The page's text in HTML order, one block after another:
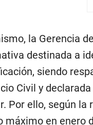
la Gerencia
destinada a
siendo
Civil y
Por ello, según la
máximo en enero